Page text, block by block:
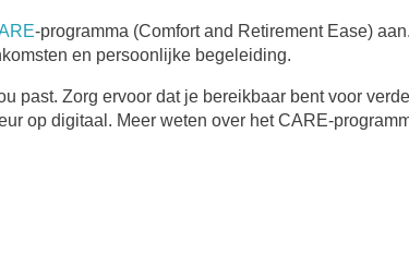
-programma (Comfort and Retirement Ease)
en persoonlijke begeleiding.
past. Zorg ervoor dat je bereikbaar bent voor
op digitaal. Meer weten over het CARE-